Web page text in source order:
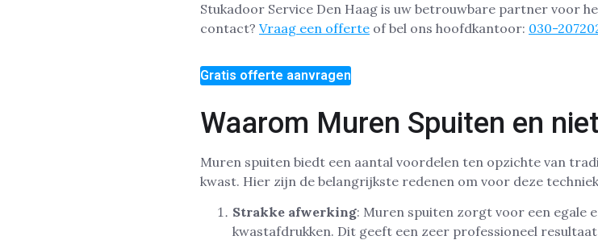
Stukadoor Service Den Haag is uw betrouwbare partner voor
contact? Vraag een offerte of bel ons hoofdkantoor: 030-
Gratis offerte aanvragen
Waarom Muren Spuiten en
Muren spuiten biedt een aantal voordelen ten opzichte van
kwast. Hier zijn de belangrijkste redenen om voor deze
Strakke afwerking: Muren spuiten zorgt voor een egale
kwastafdrukken. Dit geeft een zeer professioneel